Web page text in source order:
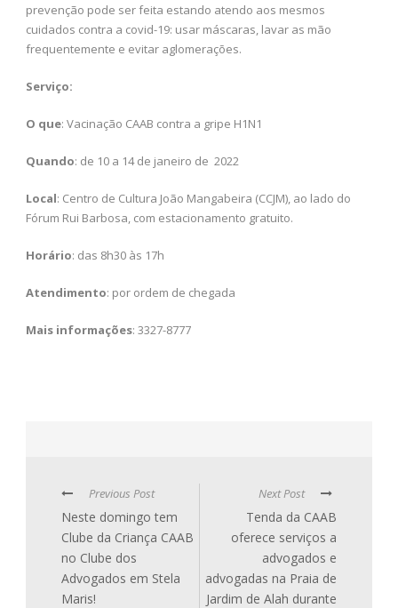
prevenção pode ser feita estando atendo aos mesmos
cuidados contra a covid-19: usar máscaras, lavar as mão
frequentemente e evitar aglomerações.
Serviço:
O que: Vacinação CAAB contra a gripe H1N1
Quando: de 10 a 14 de janeiro de 2022
Local: Centro de Cultura João Mangabeira (CCJM), ao lado do
Fórum Rui Barbosa, com estacionamento gratuito.
Horário: das 8h30 às 17h
Atendimento: por ordem de chegada
Mais informações: 3327-8777
Previous Post
Neste domingo tem
Clube da Criança CAAB
no Clube dos
Advogados em Stela
Maris!
Next Post
Tenda da CAAB
oferece serviços a
advogados e
advogadas na Praia de
Jardim de Alah durante